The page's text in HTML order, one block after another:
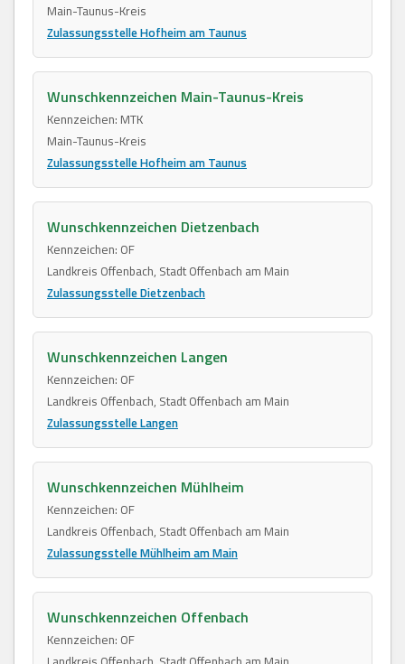
Main-Taunus-Kreis
Zulassungsstelle Hofheim am Taunus
Wunschkennzeichen Main-Taunus-Kreis
Kennzeichen: MTK
Main-Taunus-Kreis
Zulassungsstelle Hofheim am Taunus
Wunschkennzeichen Dietzenbach
Kennzeichen: OF
Landkreis Offenbach, Stadt Offenbach am Main
Zulassungsstelle Dietzenbach
Wunschkennzeichen Langen
Kennzeichen: OF
Landkreis Offenbach, Stadt Offenbach am Main
Zulassungsstelle Langen
Wunschkennzeichen Mühlheim
Kennzeichen: OF
Landkreis Offenbach, Stadt Offenbach am Main
Zulassungsstelle Mühlheim am Main
Wunschkennzeichen Offenbach
Kennzeichen: OF